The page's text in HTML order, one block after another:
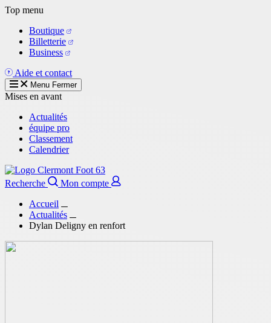
Aller
contenu
principal
Top menu
Boutique
Billetterie
Business
Aide et contact
Menu Fermer
Mises en avant
Actualités
équipe pro
Classement
Calendrier
Recherche
Mon compte
Accueil
Actualités
Dylan Deligny en renfort